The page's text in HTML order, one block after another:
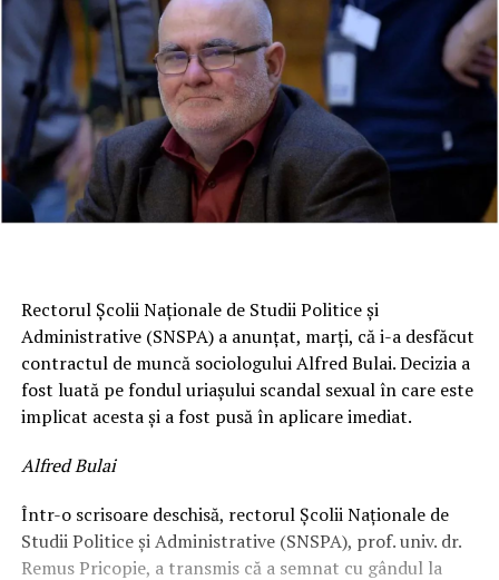
Rectorul Școlii Naționale de Studii Politice şi
Administrative (SNSPA) a anunțat, marți, că i-a desfăcut
contractul de muncă sociologului Alfred Bulai. Decizia a
fost luată pe fondul uriașului scandal sexual în care este
implicat acesta și a fost pusă în aplicare imediat.
Alfred Bulai
Într-o scrisoare deschisă, rectorul Şcolii Naţionale de
Studii Politice şi Administrative (SNSPA), prof. univ. dr.
Remus Pricopie, a transmis că a semnat cu gândul la